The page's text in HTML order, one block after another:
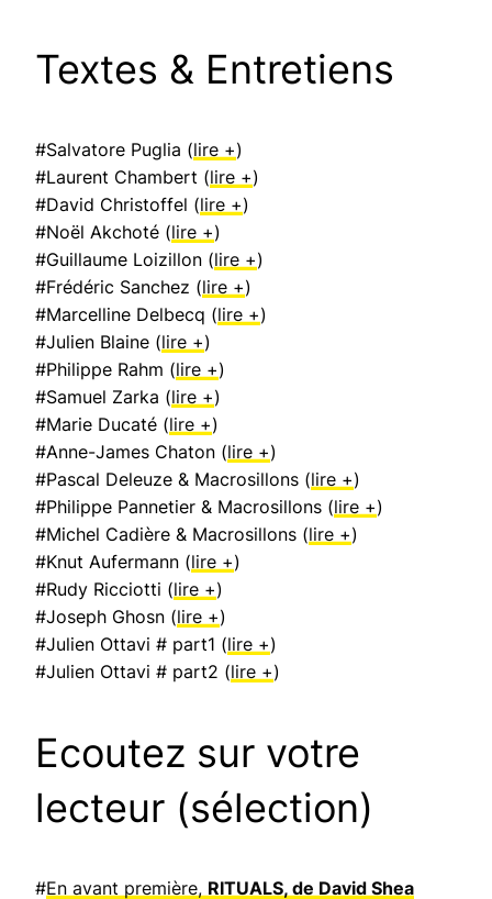
Textes & Entretiens
#Salvatore Puglia (lire +)
#Laurent Chambert (lire +)
#David Christoffel (lire +)
#Noël Akchoté (lire +)
#Guillaume Loizillon (lire +)
#Frédéric Sanchez (lire +)
#Marcelline Delbecq (lire +)
#Julien Blaine (lire +)
#Philippe Rahm (lire +)
#Samuel Zarka (lire +)
#Marie Ducaté (lire +)
#Anne-James Chaton (lire +)
#Pascal Deleuze & Macrosillons (lire +)
#Philippe Pannetier & Macrosillons (lire +)
#Michel Cadière & Macrosillons (lire +)
#Knut Aufermann (lire +)
#Rudy Ricciotti (lire +)
#Joseph Ghosn (lire +)
#Julien Ottavi # part1 (lire +)
#Julien Ottavi # part2 (lire +)
Ecoutez sur votre
lecteur (sélection)
#En avant première, RITUALS, de David Shea